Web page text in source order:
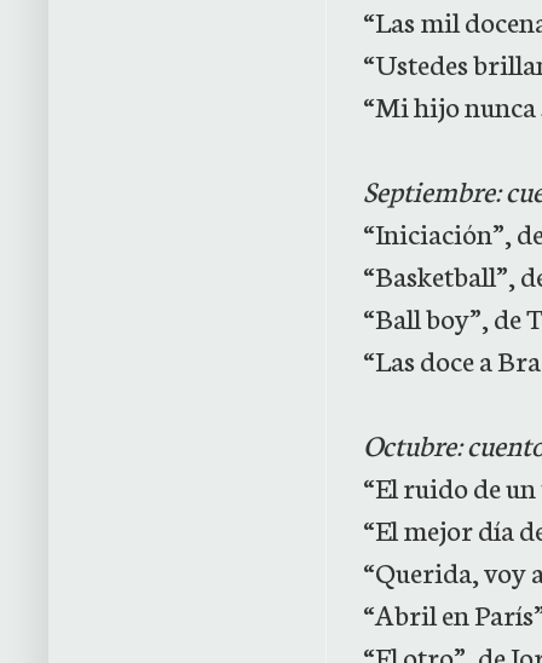
“Las mil
“Ustedes
“Mi hijo
Septiembre:
“Iniciación”,
“Basketball”,
“Ball boy”, de
“Las doce a
Octubre:
“El ruido de
“El mejor día
“Querida, voy
“Abril en